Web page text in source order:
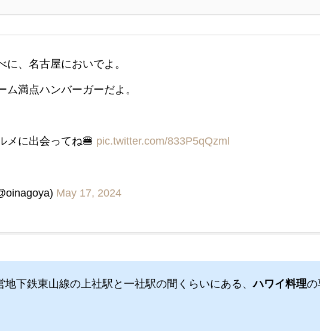
、名古屋においでよ。
満点ハンバーガーだよ。
メに出会ってね🍔 pic.twitter.com/833P5qQzml
May 17, 2024
地下鉄東山線の上社駅と一社駅の間くらいにある、ハワイ料理の